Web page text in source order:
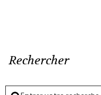
Rechercher